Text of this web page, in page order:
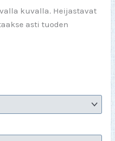
kuvalla. Heijastavat
asti tuoden